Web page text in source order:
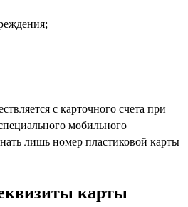
с карточного счета при
мобильного
лишь номер пластиковой карты
карты